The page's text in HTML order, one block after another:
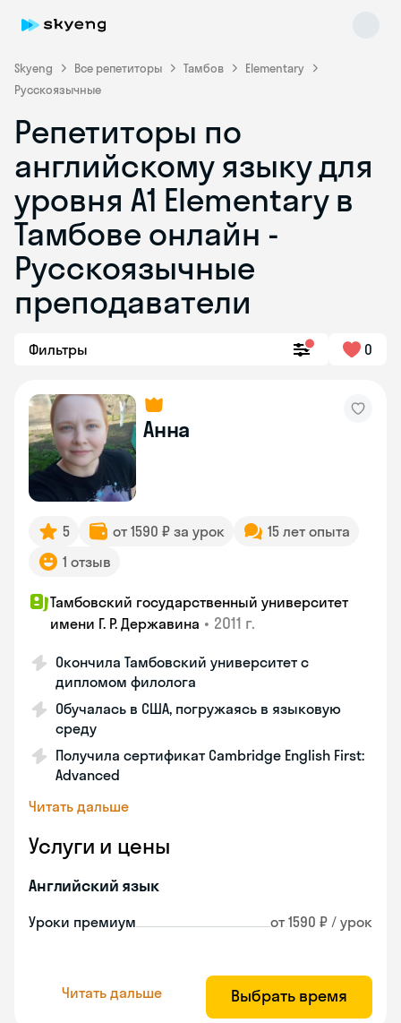
Skyeng Все репетиторы Тамбов
Elementary
Русскоязычные
Репетиторы по
английскому языку для
уровня A1 Elementary в
Тамбове онлайн -
Русскоязычные
преподаватели
Фильтры 0
Анна
5 от 1590 ₽ за урок
15 лет опыта
1 отзыв
Тамбовский государственный университет
имени Г. Р. Державина • 2011 г.
Окончила Тамбовский университет с
дипломом филолога
Обучалась в США, погружаясь в языковую
среду
Получила сертификат Cambridge English First:
Advanced
Читать дальше
Услуги и цены
Английский язык
Уроки премиум от 1590 ₽ / урок
Читать дальше Выбрать время
Skyeng Chat